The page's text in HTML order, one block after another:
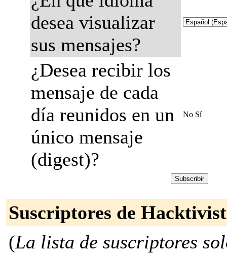
desea visualizar
sus mensajes?
¿Desea recibir los
mensaje de cada
día reunidos en un
único mensaje
(digest)?
No Sí
Suscriptores de
(La lista de suscriptores